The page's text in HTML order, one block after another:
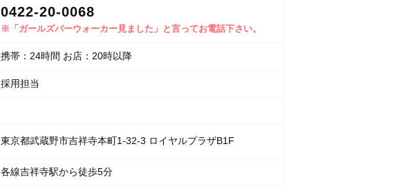
0422-20-0068
※「ガールズバーウォーカー見ました」と言ってお電話下さい。
携帯：24時間 お店：20時以降
採用担当
東京都武蔵野市吉祥寺本町1-32-3 ロイヤルプラザB1F
各線吉祥寺駅から徒歩5分